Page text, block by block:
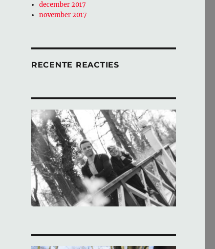
december 2017
november 2017
RECENTE REACTIES